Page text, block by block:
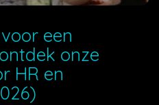
een
onze
HR en